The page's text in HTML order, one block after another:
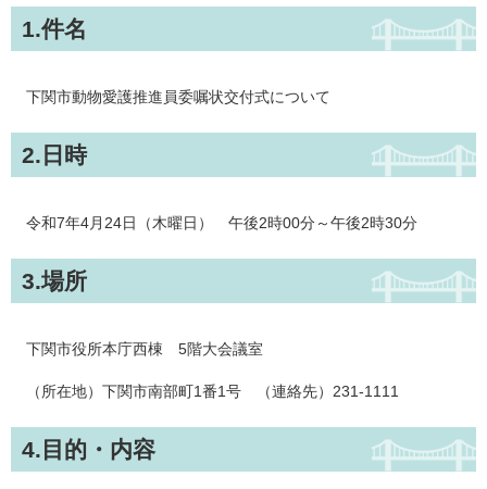
1.件名
下関市動物愛護推進員委嘱状交付式について
2.日時
令和7年4月24日（木曜日） 午後2時00分～午後2時30分
3.場所
下関市役所本庁西棟 5階大会議室
（所在地）下関市南部町1番1号 （連絡先）231-1111
4.目的・内容